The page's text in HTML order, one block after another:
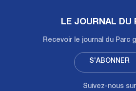
LE JOURNAL DU
Recevoir le journal du Parc
S'ABONNER
Suivez-nous sur